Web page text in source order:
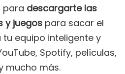
para descargarte las
y juegos para sacar el
equipo inteligente y
Spotify, películas,
mucho más.